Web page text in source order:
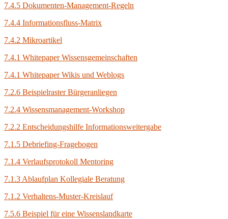
7.4.5 Dokumenten-Management-Regeln
7.4.4 Informationsfluss-Matrix
7.4.2 Mikroartikel
7.4.1 Whitepaper Wissensgemeinschaften
7.4.1 Whitepaper Wikis und Weblogs
7.2.6 Beispielraster Bürgeranliegen
7.2.4 Wissensmanagement-Workshop
7.2.2 Entscheidungshilfe Informationsweitergabe
7.1.5 Debriefing-Fragebogen
7.1.4 Verlaufsprotokoll Mentoring
7.1.3 Ablaufplan Kollegiale Beratung
7.1.2 Verhaltens-Muster-Kreislauf
7.5.6 Beispiel für eine Wissenslandkarte